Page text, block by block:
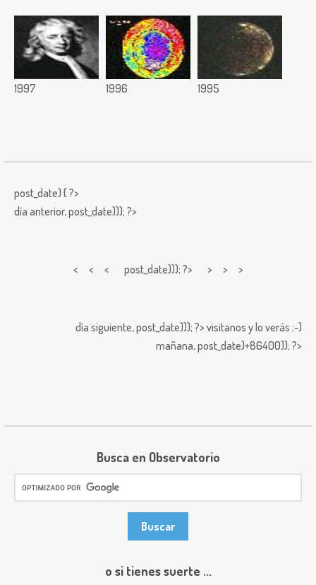
1997 1996 1995
post_date) { ?>
día anterior,post_date))); ?>
< < < post_date))); ?> > > >
día siguiente,post_date))); ?> visitanos y lo verás ;-)
mañana,post_date)+86400)); ?>
Busca en Observatorio
o si tienes suerte ...